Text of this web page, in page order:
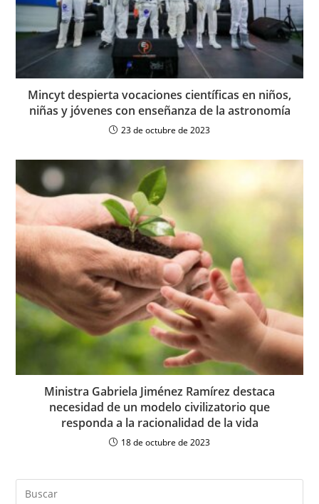
Mincyt despierta vocaciones científicas en niños,
niñas y jóvenes con enseñanza de la astronomía
23 de octubre de 2023
Ministra Gabriela Jiménez Ramírez destaca
necesidad de un modelo civilizatorio que
responda a la racionalidad de la vida
18 de octubre de 2023